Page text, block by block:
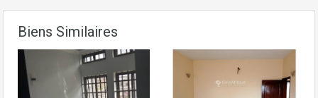
Biens Similaires